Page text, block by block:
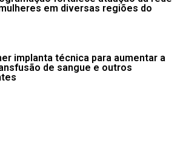
em diversas regiões do
implanta técnica para aumentar a
de sangue e outros